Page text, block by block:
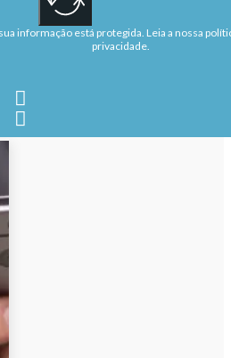
informação está protegida. Leia a nossa
privacidade.